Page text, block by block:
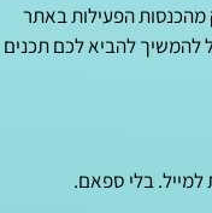
מהכנסות הפעילות באתר
להמשיך להביא לכם תכנים
למייל. בלי ספאם.